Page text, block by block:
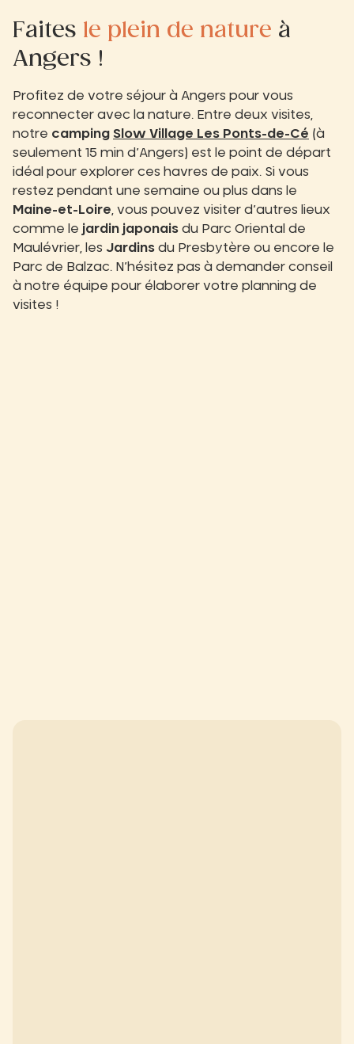
Faites le plein de nature à
Angers !
Profitez de votre séjour à Angers pour vous
reconnecter avec la nature. Entre deux visites,
notre camping Slow Village Les Ponts-de-Cé (à
seulement 15 min d’Angers) est le point de départ
idéal pour explorer ces havres de paix. Si vous
restez pendant une semaine ou plus dans le
Maine-et-Loire , vous pouvez visiter d’autres lieux
comme le jardin japonais du Parc Oriental de
Maulévrier, les Jardins du Presbytère ou encore le
Parc de Balzac. N’hésitez pas à demander conseil
à notre équipe pour élaborer votre planning de
visites !